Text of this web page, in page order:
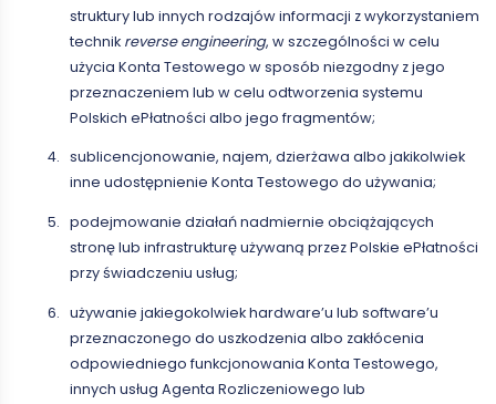
struktury lub innych rodzajów informacji z wykorzystaniem
technik reverse engineering, w szczególności w celu
użycia Konta Testowego w sposób niezgodny z jego
przeznaczeniem lub w celu odtworzenia systemu
Polskich ePłatności albo jego fragmentów;
sublicencjonowanie, najem, dzierżawa albo jakikolwiek
inne udostępnienie Konta Testowego do używania;
podejmowanie działań nadmiernie obciążających
stronę lub infrastrukturę używaną przez Polskie ePłatności
przy świadczeniu usług;
używanie jakiegokolwiek hardware’u lub software’u
przeznaczonego do uszkodzenia albo zakłócenia
odpowiedniego funkcjonowania Konta Testowego,
innych usług Agenta Rozliczeniowego lub